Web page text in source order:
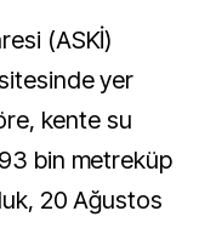
(ASKİ)
yer
kente su
bin metreküp
20 Ağustos